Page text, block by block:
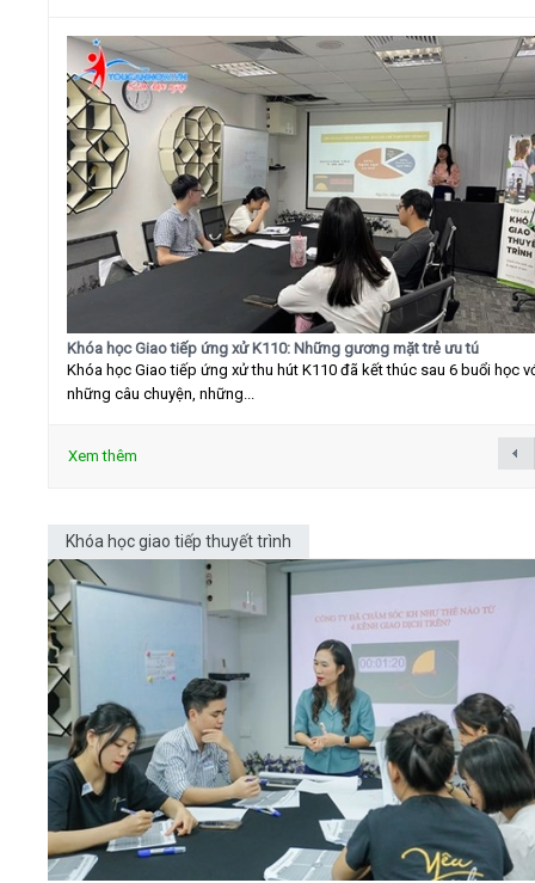
Khóa học Giao tiếp ứng xử K110: Những gương mặt trẻ ưu tú
Khóa học Giao tiếp ứng xử thu hút K110 đã kết thúc sau 6 buổi học
những câu chuyện, những...
Xem thêm
Khóa học giao tiếp thuyết trình